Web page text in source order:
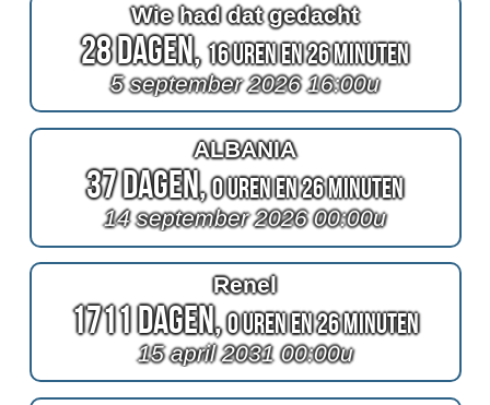
Wie had dat gedacht
28 Dagen,16 Uren en 26 Minuten
5 september 2026 16:00u
ALBANIA
37 Dagen,0 Uren en 26 Minuten
14 september 2026 00:00u
Renel
1711 Dagen,0 Uren en 26 Minuten
15 april 2031 00:00u